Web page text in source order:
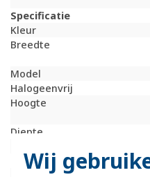
Wij
Specificatie
Kleur
Breedte
Model
Halogeenvrij
Hoogte
Diepte
Oppervlaktebescherming